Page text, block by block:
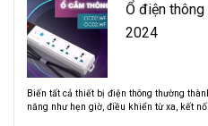
Ổ điện
2024
Biến tất cả thiết bị điện thông thường
năng như hẹn giờ, điều khiển từ xa, kết